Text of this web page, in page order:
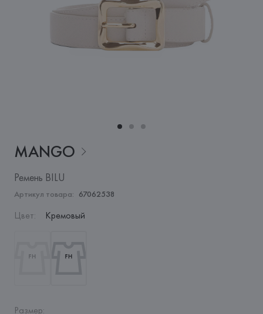
MANGO
Ремень BILU
Артикул товара: 67062538
Цвет: Кремовый
Размер: